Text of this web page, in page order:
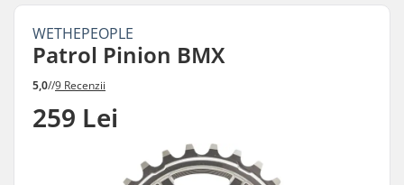
WETHEPEOPLE
Patrol Pinion BMX
5,0//9 Recenzii
259 Lei